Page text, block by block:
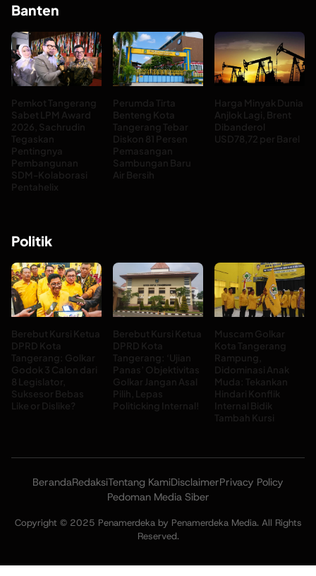
Banten
Pemkot Tangerang
Sabet LPM Award
2026, Sachrudin
Tegaskan
Pentingnya
Pembangunan
SDM-Kolaborasi
Pentahelix
Perumda Tirta
Benteng Kota
Tangerang Tebar
Diskon 81 Persen
Pemasangan
Sambungan Baru
Air Bersih
Harga Minyak Dunia
Anjlok Lagi, Brent
Dibanderol
USD78,72 per Barel
Politik
Berebut Kursi Ketua
DPRD Kota
Tangerang: Golkar
Godok 3 Calon dari
8 Legislator,
Suksesor Bebas
Like or Dislike?
Berebut Kursi Ketua
DPRD Kota
Tangerang: ‘Ujian
Panas’ Objektivitas
Golkar Jangan Asal
Pilih, Lepas
Politicking Internal!
Muscam Golkar
Kota Tangerang
Rampung,
Didominasi Anak
Muda: Tekankan
Hindari Konflik
Internal Bidik
Tambah Kursi
BerandaRedaksiTentang KamiDisclaimerPrivacy Policy
Pedoman Media Siber
Copyright © 2025 Penamerdeka by Penamerdeka Media. All Rights
Reserved.